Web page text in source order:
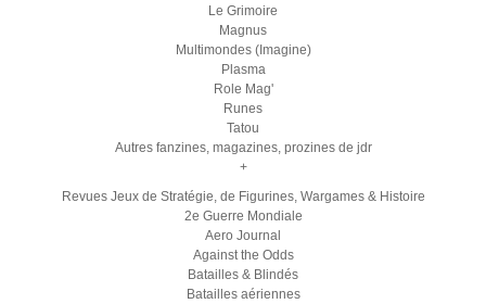
Le Grimoire
Magnus
Multimondes (Imagine)
Plasma
Role Mag'
Runes
Tatou
Autres fanzines, magazines, prozines de jdr
+
Revues Jeux de Stratégie, de Figurines, Wargames & Histoire
2e Guerre Mondiale
Aero Journal
Against the Odds
Batailles & Blindés
Batailles aériennes